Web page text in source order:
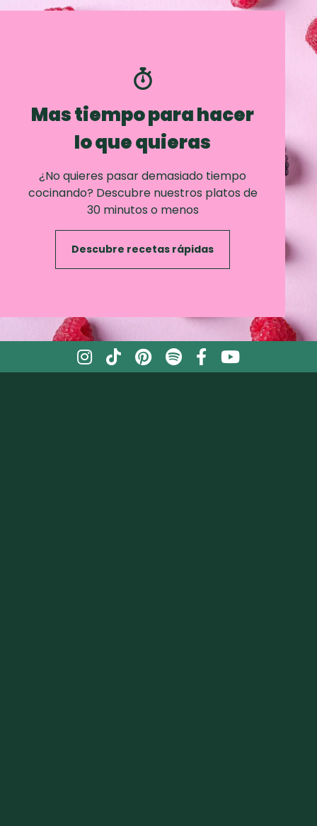
Mas tiempo para hacer
lo que quieras
¿No quieres pasar demasiado tiempo
cocinando? Descubre nuestros platos de
30 minutos o menos
Descubre recetas rápidas